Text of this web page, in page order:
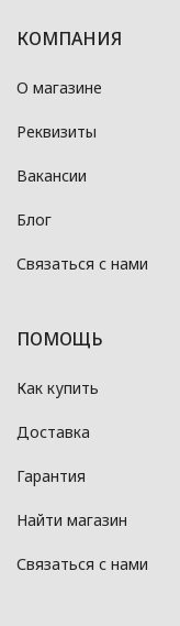
КОМПАНИЯ
О магазине
Реквизиты
Вакансии
Блог
Связаться с нами
ПОМОЩЬ
Как купить
Доставка
Гарантия
Найти магазин
Связаться с нами